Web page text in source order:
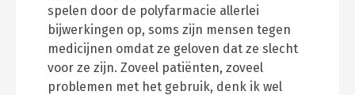
spelen door de polyfarmacie allerlei
bijwerkingen op, soms zijn mensen tegen
medicijnen omdat ze geloven dat ze slecht
voor ze zijn. Zoveel patiënten, zoveel
problemen met het gebruik, denk ik wel